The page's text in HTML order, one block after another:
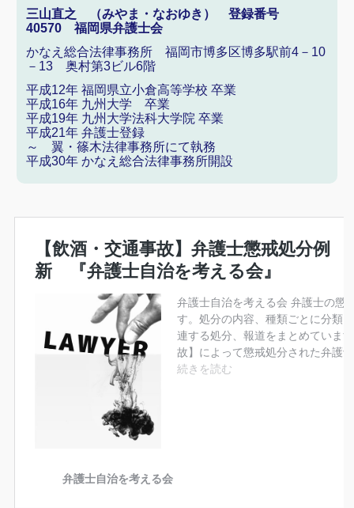
三山直之 （みやま・なおゆき） 登録番号
40570 福岡県弁護士会
かなえ総合法律事務所 福岡市博多区博多駅前4－10
－13 奥村第3ビル6階
平成12年 福岡県立小倉高等学校 卒業
平成16年 九州大学 卒業
平成19年 九州大学法科大学院 卒業
平成21年 弁護士登録
～ 翼・篠木法律事務所にて執務
平成30年 かなえ総合法律事務所開設